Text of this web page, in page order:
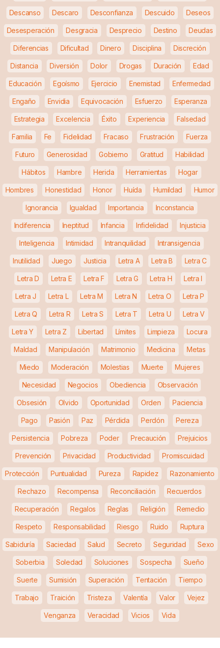
Descanso Descaro Desconfianza Descuido Deseos
Desesperación Desgracia Desprecio Destino Deudas
Diferencias Dificultad Dinero Disciplina Discreción
Distancia Diversión Dolor Drogas Duración Edad
Educación Egoísmo Ejercicio Enemistad Enfermedad
Engaño Envidia Equivocación Esfuerzo Esperanza
Estrategia Excelencia Éxito Experiencia Falsedad
Familia Fe Fidelidad Fracaso Frustración Fuerza
Futuro Generosidad Gobierno Gratitud Habilidad
Hábitos Hambre Herida Herramientas Hogar
Hombres Honestidad Honor Huída Humildad Humor
Ignorancia Igualdad Importancia Inconstancia
Indiferencia Ineptitud Infancia Infidelidad Injusticia
Inteligencia Intimidad Intranquilidad Intransigencia
Inutilidad Juego Justicia Letra A Letra B Letra C
Letra D Letra E Letra F Letra G Letra H Letra I
Letra J Letra L Letra M Letra N Letra O Letra P
Letra Q Letra R Letra S Letra T Letra U Letra V
Letra Y Letra Z Libertad Límites Limpieza Locura
Maldad Manipulación Matrimonio Medicina Metas
Miedo Moderación Molestias Muerte Mujeres
Necesidad Negocios Obediencia Observación
Obsesión Olvido Oportunidad Orden Paciencia
Pago Pasión Paz Pérdida Perdón Pereza
Persistencia Pobreza Poder Precaución Prejuicios
Prevención Privacidad Productividad Promiscuidad
Protección Puntualidad Pureza Rapidez Razonamiento
Rechazo Recompensa Reconciliación Recuerdos
Recuperación Regalos Reglas Religión Remedio
Respeto Responsabilidad Riesgo Ruido Ruptura
Sabiduría Saciedad Salud Secreto Seguridad Sexo
Soberbia Soledad Soluciones Sospecha Sueño
Suerte Sumisión Superación Tentación Tiempo
Trabajo Traición Tristeza Valentía Valor Vejez
Venganza Veracidad Vicios Vida